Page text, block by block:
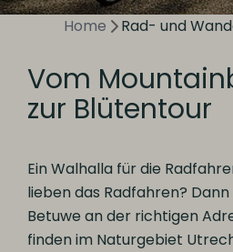
Home Rad- und
Vom
zur Blütentour
Ein Walhalla für die
lieben das Radfahren? Dann
Betuwe an der richtigen
finden im Naturgebiet